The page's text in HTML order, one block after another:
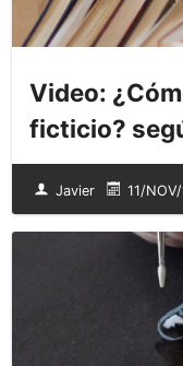
Video:
ficticio?
Javier 11/